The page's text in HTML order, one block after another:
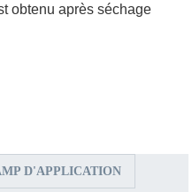
obtenu après séchage
D'APPLICATION